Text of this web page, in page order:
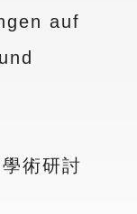
auf
術研討